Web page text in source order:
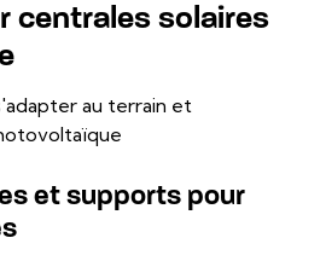
centrales solaires
au terrain et
et supports pour